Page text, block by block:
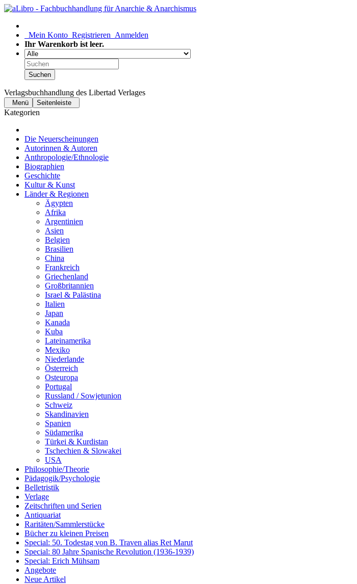
Mein Konto Registrieren Anmelden
Ihr Warenkorb ist leer.
Suchen
Verlagsbuchhandlung des Libertad Verlages
Menü Seitenleiste
Kategorien
Die Neuerscheinungen
Autorinnen & Autoren
Anthropologie/Ethnologie
Biographien
Geschichte
Kultur & Kunst
Länder & Regionen
Ägypten
Afrika
Argentinien
Asien
Belgien
Brasilien
China
Frankreich
Griechenland
Großbritannien
Israel & Palästina
Italien
Japan
Kanada
Kuba
Lateinamerika
Mexiko
Niederlande
Österreich
Osteuropa
Portugal
Russland / Sowjetunion
Schweiz
Skandinavien
Spanien
Südamerika
Türkei & Kurdistan
Tschechien & Slowakei
USA
Philosophie/Theorie
Pädagogik/Psychologie
Belletristik
Verlage
Zeitschriften und Serien
Antiquariat
Raritäten/Sammlerstücke
Bücher zu kleinen Preisen
Special: 50. Todestag von B. Traven alias Ret Marut
Special: 80 Jahre Spanische Revolution (1936-1939)
Special: Erich Mühsam
Angebote
Neue Artikel